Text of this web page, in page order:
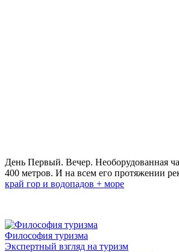
День Первый. Вечер. Необорудованная
400 метров. И на всем его протяжении
край гор и водопадов + море
Философия туризма
Экспертный взгляд на туризм